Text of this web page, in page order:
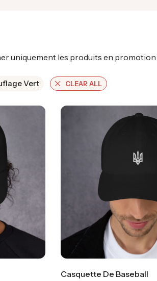
uniquement les produits en promotion
Vert CLEAR ALL
Casquette De Baseball